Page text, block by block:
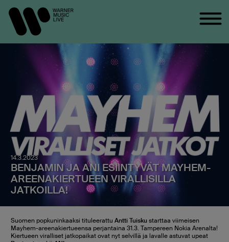
14.3.2023
BENJAMIN JA ANI ESIINTYVÄT MAYHEM-
AREENAKIERTUEEN VIRALLISILLA
JATKOILLA!
Suomen popkuninkaaksi tituleerattu Antti Tuiskustarttaa viimeisen
Mayhem-areenakiertueensa perjantaina 31.3. Tampereen Nokia Arenalta!
Kiertueen viralliset jatkopaikat ovat nyt selvillä ja lavalle astuvat upeat